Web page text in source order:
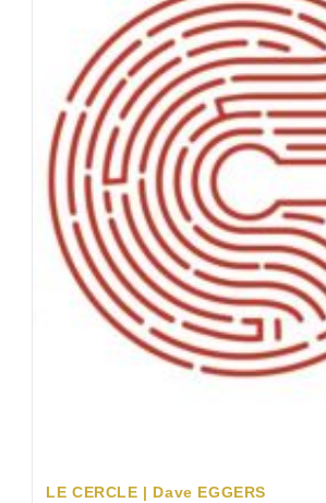
LE CERCLE | Dave EGGERS